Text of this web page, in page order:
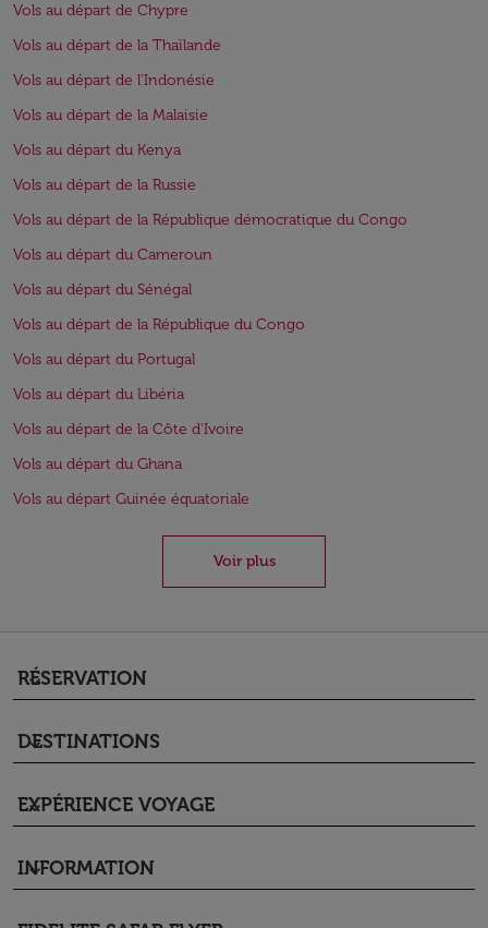
Vols au départ de Chypre
Vols au départ de la Thaïlande
Vols au départ de l'Indonésie
Vols au départ de la Malaisie
Vols au départ du Kenya
Vols au départ de la Russie
Vols au départ de la République démocratique du Congo
Vols au départ du Cameroun
Vols au départ du Sénégal
Vols au départ de la République du Congo
Vols au départ du Portugal
Vols au départ du Libéria
Vols au départ de la Côte d'Ivoire
Vols au départ du Ghana
Vols au départ Guinée équatoriale
Voir plus
RÉSERVATION
keyboard_arrow_down
DESTINATIONS
keyboard_arrow_down
EXPÉRIENCE VOYAGE
keyboard_arrow_down
INFORMATION
keyboard_arrow_down